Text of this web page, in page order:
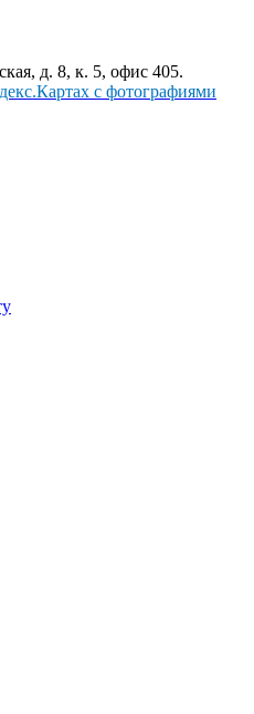
д. 8, к. 5, офис 405.
с фотографиями